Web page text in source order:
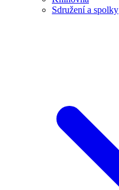
Sdružení a spolky